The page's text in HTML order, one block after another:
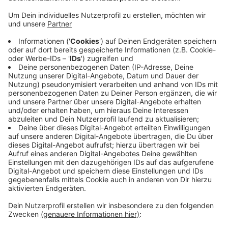
Ort seine Würde, schreiben die Fraktionen.
Veröffentlicht:Freitag, 04.02.2022 12:06
Anzeige
Die Demos müssten zwar erlaubt sein und andere
Meinungen müssten auch akzeptiert werden, aber
nicht an der Gedenkstätte. Es sei aber ein Schlag ins
Gesicht, wenn Corona-Maßnahmen mit dem
Nationalsozialismus verglichen würden. Die Parteien
rufen daher dazu auf, die Demos an einem anderen Ort
stattfinden zu lassen.CM
Anzeige